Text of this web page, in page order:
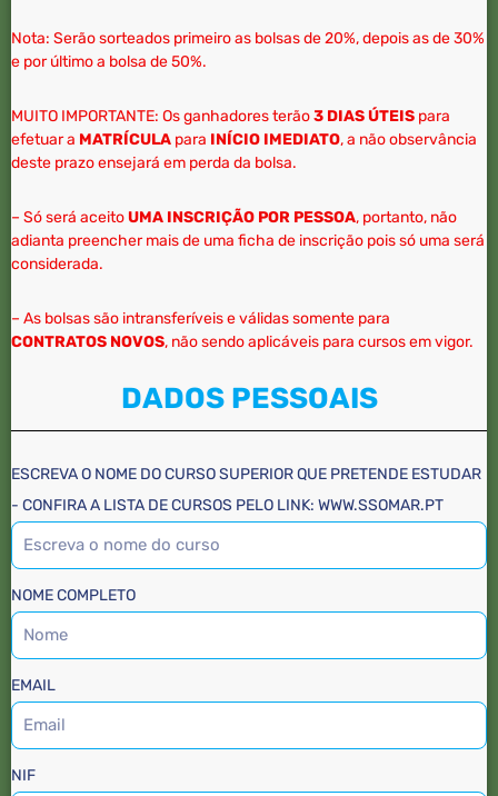
Nota: Serão sorteados primeiro as bolsas de 20%, depois as de 30%
e por último a bolsa de 50%.
MUITO IMPORTANTE: Os ganhadores terão3 DIAS ÚTEIS para
efetuar a MATRÍCULA para INÍCIO IMEDIATO, a não observância
deste prazo ensejará em perda da bolsa.
– Só será aceitoUMA INSCRIÇÃO POR PESSOA, portanto, não
adianta preencher mais de uma ficha de inscrição pois só uma será
considerada.
– As bolsas são intransferíveis e válidas somente para
CONTRATOS NOVOS, não sendo aplicáveis para cursos em vigor.
DADOS PESSOAIS
ESCREVA O NOME DO CURSO SUPERIOR QUE PRETENDE ESTUDAR
- CONFIRA A LISTA DE CURSOS PELO LINK: WWW.SSOMAR.PT
NOME COMPLETO
EMAIL
NIF